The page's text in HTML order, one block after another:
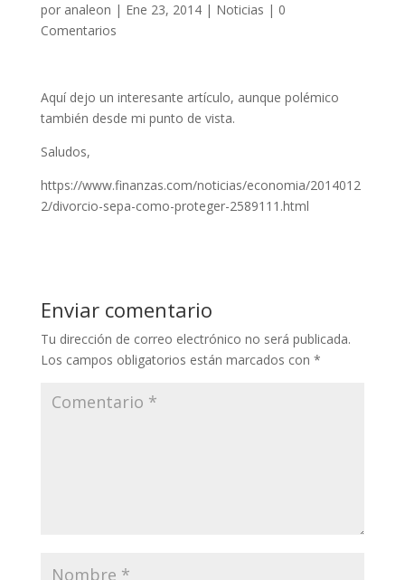
por analeon | Ene 23, 2014| Noticias | 0
Comentarios
Aquí dejo un interesante artículo, aunque polémico
también desde mi punto de vista.
Saludos,
https://www.finanzas.com/noticias/economia/2014012
2/divorcio-sepa-como-proteger-2589111.html
Enviar comentario
Tu dirección de correo electrónico no será publicada.
Los campos obligatorios están marcados con *